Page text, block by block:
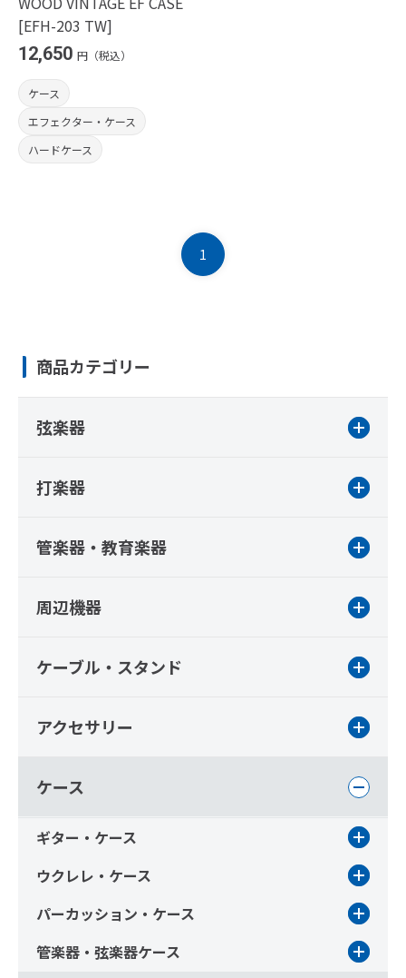
[EFH-203 TW]
12,650 円（税込）
ケース
エフェクター・ケース
ハードケース
1
商品カテゴリー
弦楽器
打楽器
管楽器・教育楽器
周辺機器
ケーブル・スタンド
アクセサリー
ケース
ギター・ケース
ウクレレ・ケース
パーカッション・ケース
管楽器・弦楽器ケース